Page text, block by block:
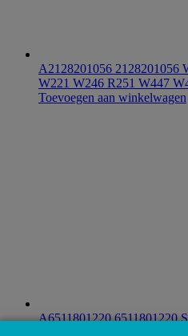
A2128201056 2128201056
W221 W246 R251 W447
Toevoegen aan winkelwagen
A6511801220 6511801220